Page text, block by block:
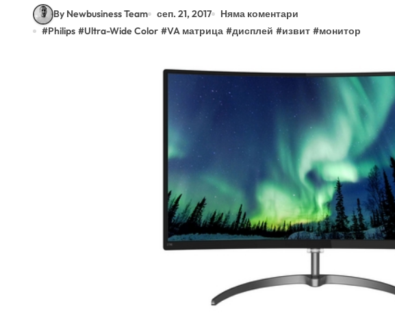
By Newbusiness Team сеп. 21, 2017
Няма коментари
#Philips #Ultra-Wide Color #VA матрица #дисплей #извит #монитор